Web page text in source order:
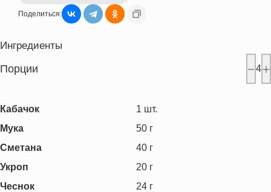
Поделиться:
Ингредиенты
Порции 4
Кабачок 1 шт.
Мука
50 г
Сметана
40 г
Укроп
20 г
Чеснок
24 г